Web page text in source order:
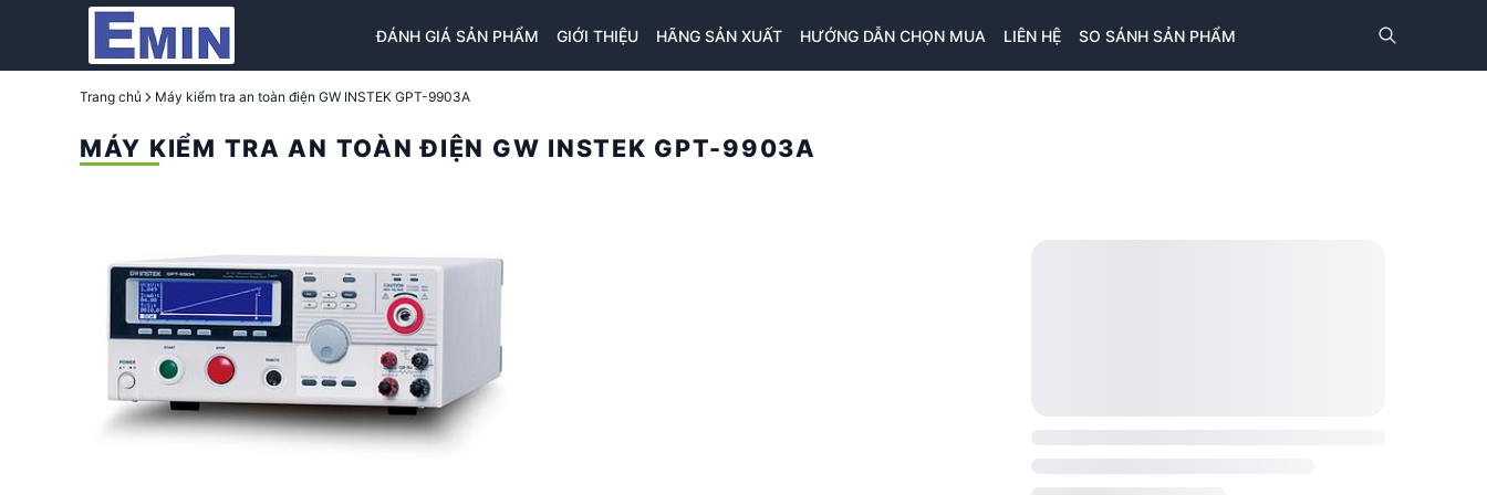
ĐÁNH GIÁ SẢN PHẨM GIỚI THIỆU HÃNG SẢN XUẤT HƯỚNG DẪN CHỌN MUA LIÊN HỆ SO SÁNH SẢN PHẨM
Trang chủ Máy kiểm tra an toàn điện GW INSTEK GPT-9903A
MÁY KIỂM TRA AN TOÀN ĐIỆN GW INSTEK GPT-9903A